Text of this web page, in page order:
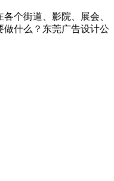
个街道、影院、展会、
做什么？东莞广告设计公